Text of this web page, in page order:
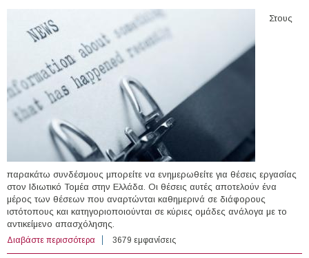
Στους
παρακάτω συνδέσμους μπορείτε να ενημερωθείτε για θέσεις εργασίας
στον Ιδιωτικό Τομέα στην Ελλάδα. Οι θέσεις αυτές αποτελούν ένα
μέρος των θέσεων που αναρτώνται καθημερινά σε διάφορους
ιστότοπους και κατηγοριοποιούνται σε κύριες ομάδες ανάλογα με το
αντικείμενο απασχόλησης.
Διαβάστε περισσότερα για 181 θέσεις εργασίας στον Ιδιωτικό Τομέα στην
Ελλάδα (30/06/2016)
3679 εμφανίσεις